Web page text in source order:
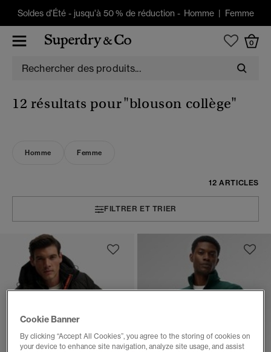
Soldes d'Été -jusqu'à 50 % de réduction - Homme| Femme
0
12 résultats pour"blouson collège"
Homme Femme
12 ARTICLES
FILTRER ET TRIER
Cookie Banner
By clicking “Accept All Cookies”, you agree to the storing of cookies on
your device to enhance site navigation, analyze site usage, and assist